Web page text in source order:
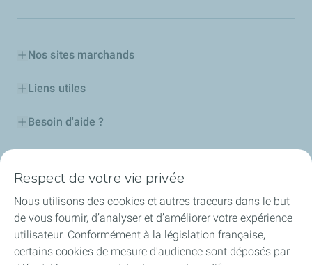
Nos sites marchands
Liens utiles
Besoin d'aide ?
Certificats d'économies d'énergie
Nos partenaires
Collaborer avec TotalEnergies
Respect de votre vie privée
Nous utilisons des cookies et autres traceurs dans le but
de vous fournir, d’analyser et d’améliorer votre expérience
utilisateur. Conformément à la législation française,
certains cookies de mesure d'audience sont déposés par